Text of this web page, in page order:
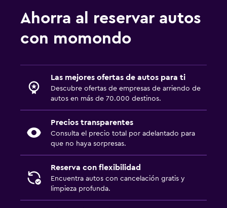
Ahorra al reservar autos
con momondo
Las mejores ofertas de autos para ti
Descubre ofertas de empresas de arriendo de
autos en más de 70.000 destinos.
Precios transparentes
Consulta el precio total por adelantado para
que no haya sorpresas.
Reserva con flexibilidad
Encuentra autos con cancelación gratis y
limpieza profunda.